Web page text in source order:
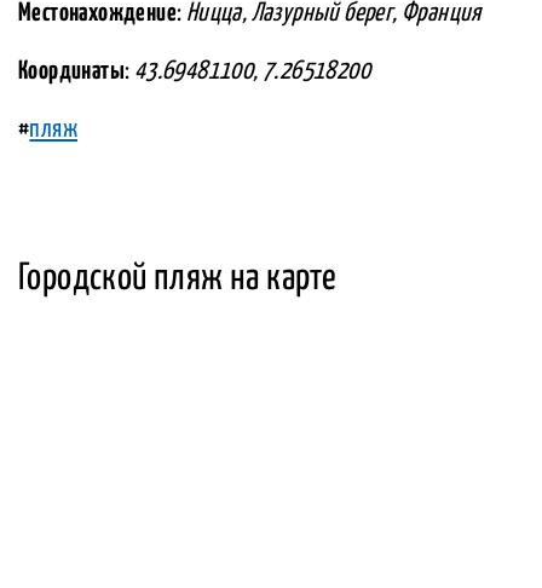
Местонахождение: Ницца, Лазурный берег, Франция
Координаты: 43.69481100, 7.26518200
#пляж
Городской пляж на карте